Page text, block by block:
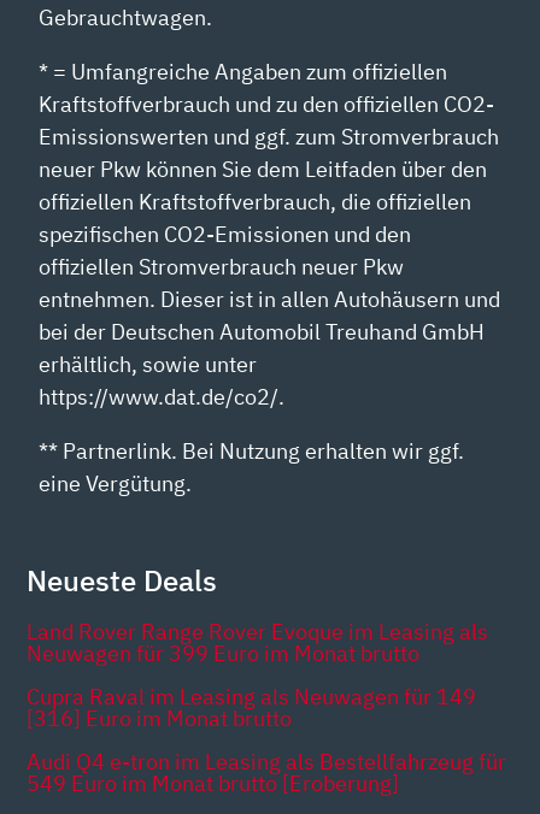
Gebrauchtwagen.
* = Umfangreiche Angaben zum offiziellen
Kraftstoffverbrauch und zu den offiziellen CO2-
Emissionswerten und ggf. zum Stromverbrauch
neuer Pkw können Sie dem Leitfaden über den
offiziellen Kraftstoffverbrauch, die offiziellen
spezifischen CO2-Emissionen und den
offiziellen Stromverbrauch neuer Pkw
entnehmen. Dieser ist in allen Autohäusern und
bei der Deutschen Automobil Treuhand GmbH
erhältlich, sowie unter
https://www.dat.de/co2/.
** Partnerlink. Bei Nutzung erhalten wir ggf.
eine Vergütung.
Neueste Deals
Land Rover Range Rover Evoque im Leasing als
Neuwagen für 399 Euro im Monat brutto
Cupra Raval im Leasing als Neuwagen für 149
[316] Euro im Monat brutto
Audi Q4 e-tron im Leasing als Bestellfahrzeug für
549 Euro im Monat brutto [Eroberung]